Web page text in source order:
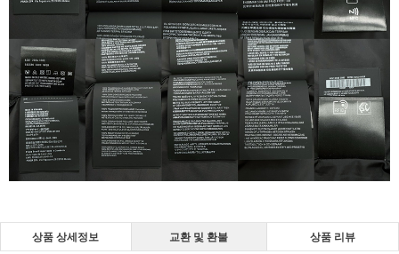
상품 상세정보 교환 및 환불 상품 리뷰